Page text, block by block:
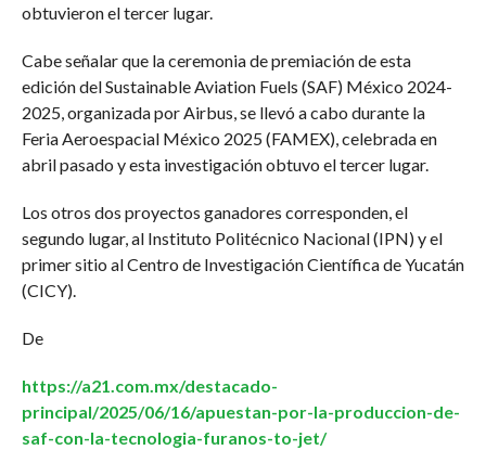
obtuvieron el tercer lugar.
Cabe señalar que la ceremonia de premiación de esta
edición del Sustainable Aviation Fuels (SAF) México 2024-
2025, organizada por Airbus, se llevó a cabo durante la
Feria Aeroespacial México 2025 (FAMEX), celebrada en
abril pasado y esta investigación obtuvo el tercer lugar.
Los otros dos proyectos ganadores corresponden, el
segundo lugar, al Instituto Politécnico Nacional (IPN) y el
primer sitio al Centro de Investigación Científica de Yucatán
(CICY).
De
https://a21.com.mx/destacado-
principal/2025/06/16/apuestan-por-la-produccion-de-
saf-con-la-tecnologia-furanos-to-jet/